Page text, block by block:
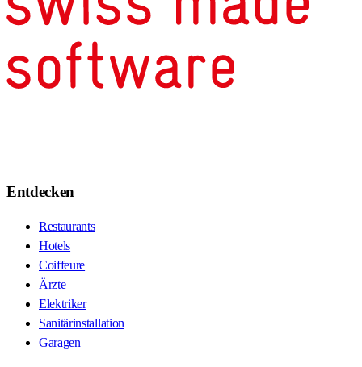
Entdecken
Restaurants
Hotels
Coiffeure
Ärzte
Elektriker
Sanitärinstallation
Garagen